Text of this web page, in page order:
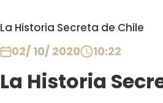
La Historia Secreta de Chile
02/ 10/ 2020 10:22
La Historia